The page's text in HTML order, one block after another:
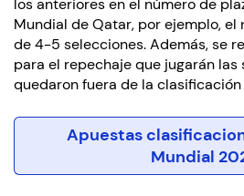
los anteriores en el número de
Mundial de Qatar, por ejemplo, el
de 4-5 selecciones. Además, se
para el repechaje que jugarán las
quedaron fuera de la clasificación
Apuestas
Mundial